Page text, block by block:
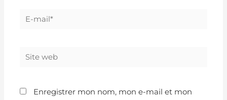
Enregistrer mon nom, mon e-mail et mon